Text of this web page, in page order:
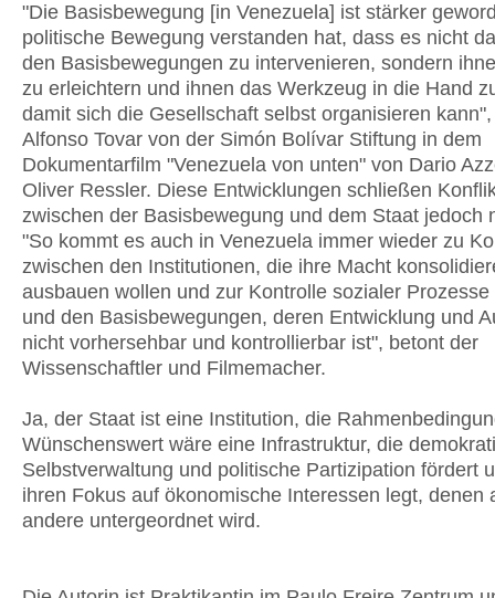
"Die Basisbewegung [in Venezuela] ist stärker
politische Bewegung verstanden hat, dass es nicht
den Basisbewegungen zu intervenieren, sondern
zu erleichtern und ihnen das Werkzeug in die Hand
damit sich die Gesellschaft selbst organisieren
Alfonso Tovar von der Simón Bolívar Stiftung in dem
Dokumentarfilm "Venezuela von unten" von Dario
Oliver Ressler. Diese Entwicklungen schließen
zwischen der Basisbewegung und dem Staat jedoch
"So kommt es auch in Venezuela immer wieder zu
zwischen den Institutionen, die ihre Macht
ausbauen wollen und zur Kontrolle sozialer
und den Basisbewegungen, deren Entwicklung und
nicht vorhersehbar und kontrollierbar ist", betont der
Wissenschaftler und Filmemacher.
Ja, der Staat ist eine Institution, die
Wünschenswert wäre eine Infrastruktur, die
Selbstverwaltung und politische Partizipation fördert
ihren Fokus auf ökonomische Interessen legt, denen
andere untergeordnet wird.